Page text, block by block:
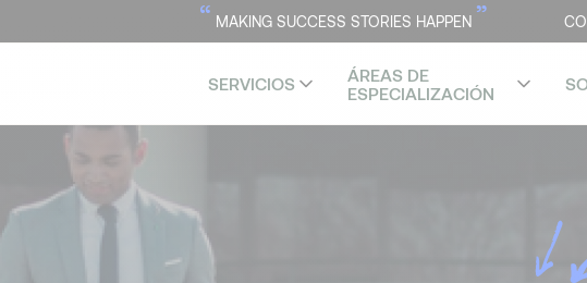
“ MAKING SUCCESS STORIES HAPPEN ”
SERVICIOS
ÁREAS DE
ESPECIALIZACIÓN